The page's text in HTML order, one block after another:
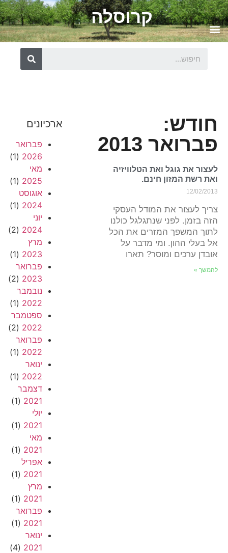
קרוסלה
חודש:
פברואר 2013
לעצור את גוגל ואת הטלוויזיה
ואת רשת המזון חינם.
12/02/2013
צריך לעצור את המודל העסקי
הזה בזמן. לפני שנתגלגל כולנו
לתוך המשפך המזרים את הכל
אל בעלי ההון. ומי מדבר על
אובדן ערכים ומוסר? תארו
להמשך »
ארכיונים
פברואר
2026
(1)
מאי
2025
(1)
אוגוסט
2024
(1)
יוני
2024
(2)
מרץ
2023
(1)
פברואר
2023
(2)
נובמבר
2022
(1)
ספטמבר
2022
(2)
פברואר
2022
(1)
ינואר
2022
(1)
דצמבר
2021
(1)
יולי
2021
(1)
מאי
2021
(1)
אפריל
2021
(1)
מרץ
2021
(1)
פברואר
2021
(1)
ינואר
2021
(4)